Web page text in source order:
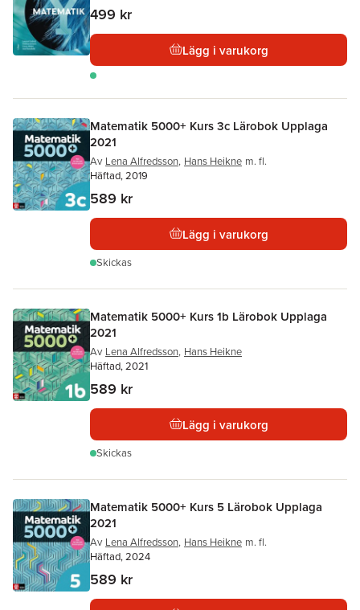
499 kr
Lägg i varukorg
Matematik 5000+ Kurs 3c Lärobok Upplaga
2021
Av Lena Alfredsson, Hans Heikne m. fl.
Häftad, 2019
589 kr
Lägg i varukorg
Skickas
Matematik 5000+ Kurs 1b Lärobok Upplaga
2021
Av Lena Alfredsson, Hans Heikne
Häftad, 2021
589 kr
Lägg i varukorg
Skickas
Matematik 5000+ Kurs 5 Lärobok Upplaga
2021
Av Lena Alfredsson, Hans Heikne m. fl.
Häftad, 2024
589 kr